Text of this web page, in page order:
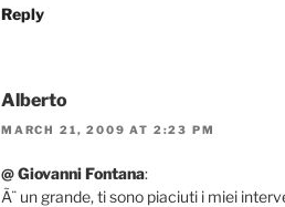
Reply
Alberto
MARCH 21, 2009 AT 2:23 PM
@ Giovanni Fontana:
Ã¨ un grande, ti sono piaciuti i miei